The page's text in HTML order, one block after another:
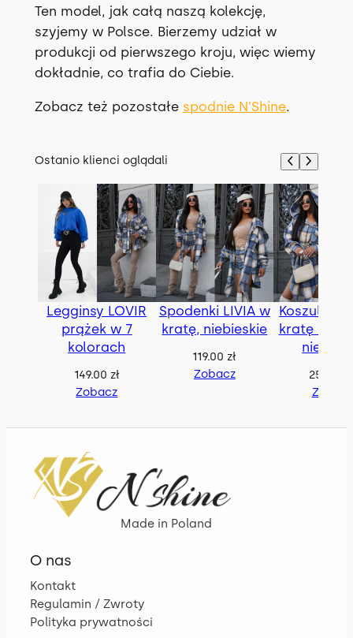
Ten model, jak całą naszą kolekcję,
szyjemy w Polsce. Bierzemy udział w
produkcji od pierwszego kroju, więc wiemy
dokładnie, co trafia do Ciebie.
Zobacz też pozostałe spodnie N’Shine.
Ostanio klienci oglądali
Legginsy LOVIR
prążek w 7
kolorach
149.00 zł
Zobacz
Spodenki LIVIA w
kratę, niebieskie
119.00zł
Zobacz
Koszula
kratę z
259.00
Zobacz
Made in Poland
O nas
Kontakt
Regulamin / Zwroty
Polityka prywatności